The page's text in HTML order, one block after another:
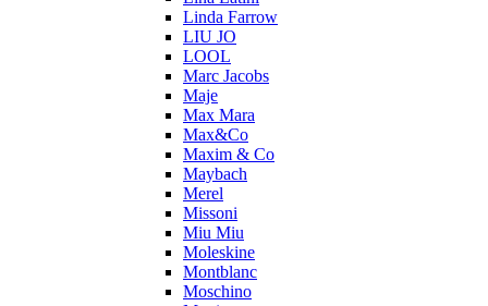
Linda Farrow
LIU JO
LOOL
Marc Jacobs
Maje
Max Mara
Max&Co
Maxim & Co
Maybach
Merel
Missoni
Miu Miu
Moleskine
Montblanc
Moschino